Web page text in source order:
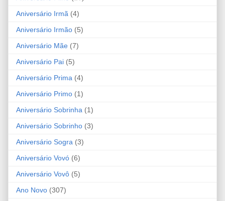
Aniversário Irmã (4)
Aniversário Irmão (5)
Aniversário Mãe (7)
Aniversário Pai (5)
Aniversário Prima (4)
Aniversário Primo (1)
Aniversário Sobrinha (1)
Aniversário Sobrinho (3)
Aniversário Sogra (3)
Aniversário Vovó (6)
Aniversário Vovô (5)
Ano Novo (307)